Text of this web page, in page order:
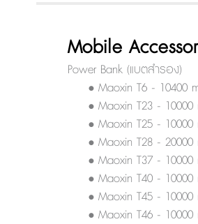
Mobile
Power Bank (แบตสำรอง)
• Maoxin T6 - 10400
• Maoxin T23 - 10000
• Maoxin T25 - 10000
• Maoxin T28 - 20000
• Maoxin T37 - 10000
• Maoxin T40 - 10000
• Maoxin T45 - 10000
• Maoxin T46 - 10000